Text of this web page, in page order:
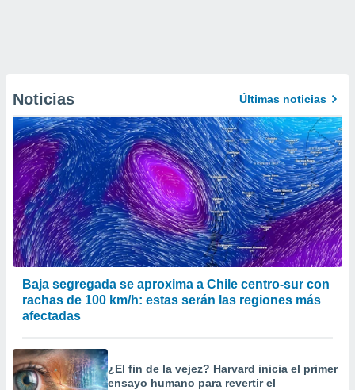
Noticias Últimas noticias
Baja segregada se aproxima a Chile centro-sur con
rachas de 100 km/h: estas serán las regiones más
afectadas
¿El fin de la vejez? Harvard inicia el primer
ensayo humano para revertir el